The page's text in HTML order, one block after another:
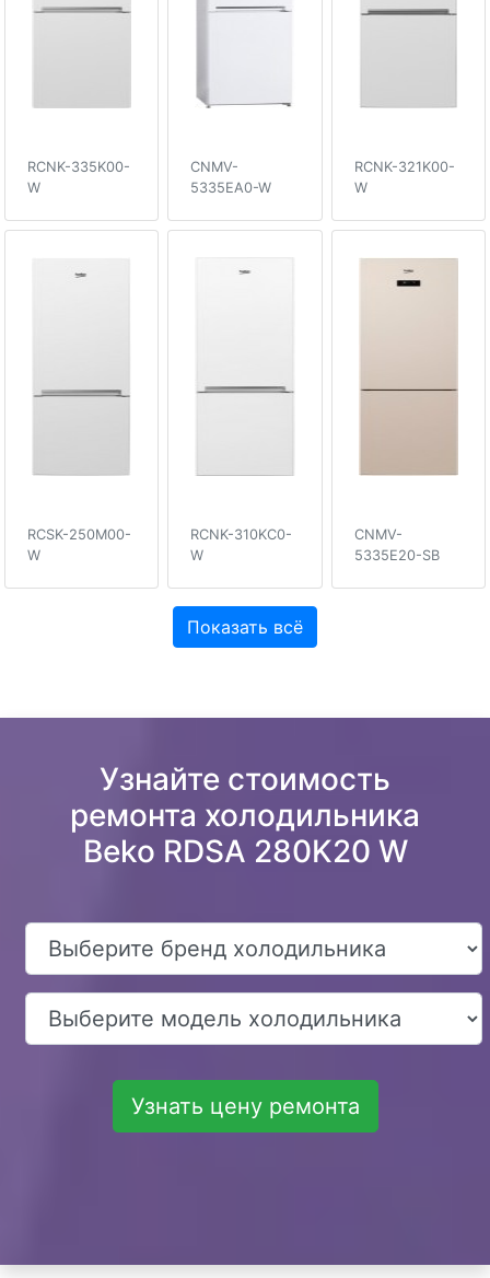
RCNK-335K00-
W
CNMV-
5335EA0-W
RCNK-321K00-
W
RCSK-250M00-
W
RCNK-310KC0-
W
CNMV-
5335E20-SB
Показать всё
Узнайте стоимость
ремонта холодильника
Beko RDSA 280K20 W
Узнать цену ремонта